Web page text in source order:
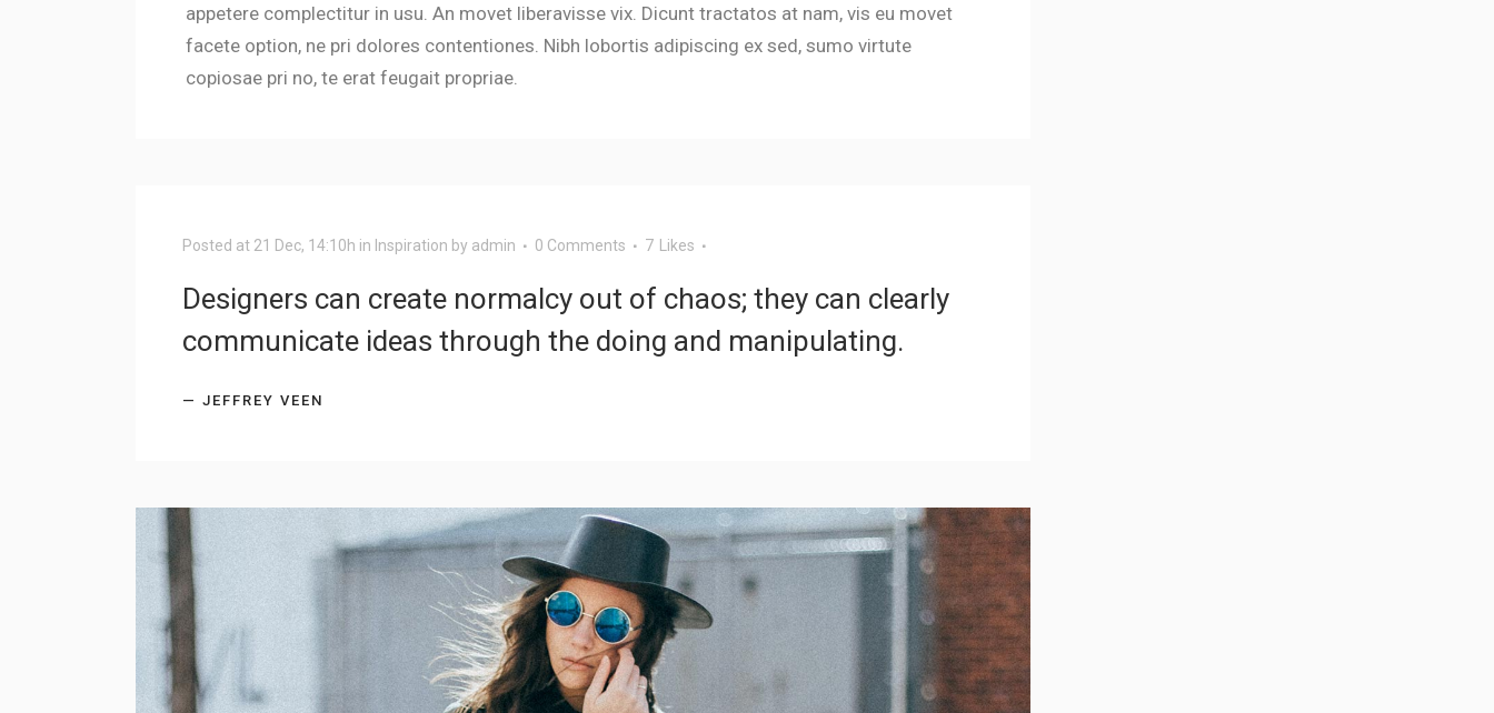
appetere complectitur in usu. An movet liberavisse vix. Dicunt tractatos at nam, vis eu movet
facete option, ne pri dolores contentiones. Nibh lobortis adipiscing ex sed, sumo virtute
copiosae pri no, te erat feugait propriae.
Posted at 21 Dec, 14:10h in Inspiration by admin 0 Comments 7 Likes
Designers can create normalcy out of chaos; they can clearly
communicate ideas through the doing and manipulating.
— JEFFREY VEEN